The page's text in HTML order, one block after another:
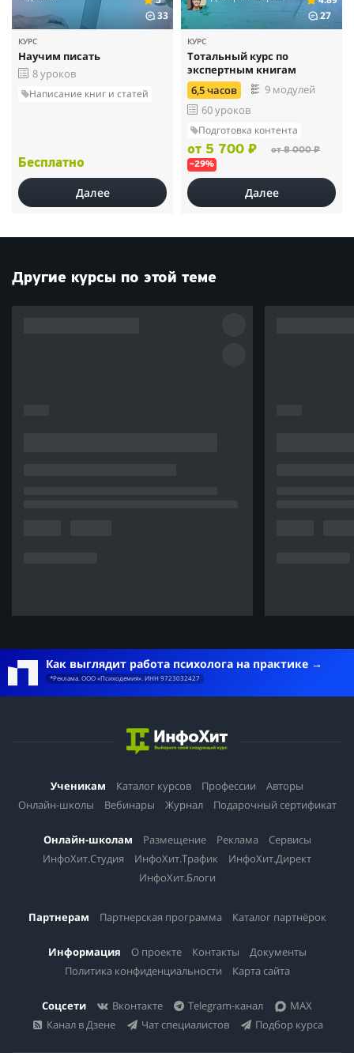
33
КУРС
Научим писать
8 уроков
Написание книг и статей
Бесплатно
Далее
27
КУРС
Тотальный курс по
экспертным книгам
6,5 часов
9 модулей
60 уроков
Подготовка контента
от 5 700 ₽ от 8 000 ₽
–29%
Далее
Другие курсы по этой теме
Как выглядит работа психолога на практике
*Реклама. ООО «Психодемия». ИНН 9723032427
Ученикам Каталог курсов Профессии
Авторы
Онлайн-школы
Вебинары Журнал Подарочный сертификат
Онлайн-школам Размещение Реклама
Сервисы
ИнфоХит.Студия
ИнфоХит.Трафик
ИнфоХит.Директ
ИнфоХит.Блоги
Партнерам Партнерская программа Каталог партнёрок
Информация О проекте Контакты
Документы
Политика конфиденциальности
Карта сайта
Соцсети Вконтакте Telegram-канал
MAX
Канал в Дзене
Чат специалистов Подбор курса